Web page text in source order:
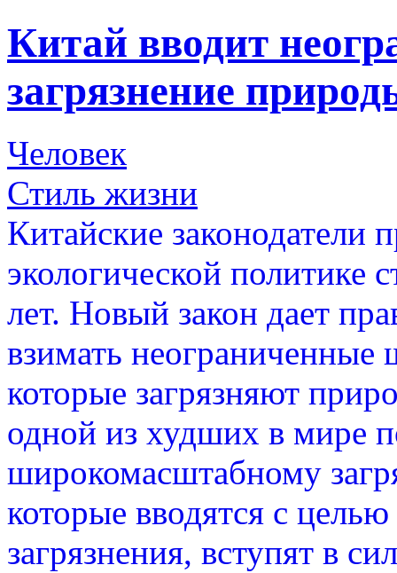
Китай вводит
загрязнение
Человек
Стиль жизни
Китайские законодатели
экологической политике
лет. Новый закон дает
взимать
которые загрязняют
одной из худших в мире
широкомасштабному
которые вводятся с
загрязнения, вступят в